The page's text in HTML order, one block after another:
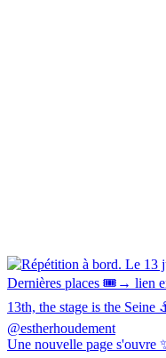
Une nouvelle page s'ouvre